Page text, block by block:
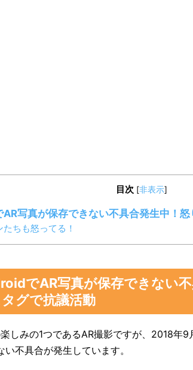
目次 [非表示]
写真が保存できない不具合発生中！
ちも怒ってる！
でAR写真が保存できない
グで抗議活動
しみの1つであるAR撮影ですが、2018年
不具合が発生しています。